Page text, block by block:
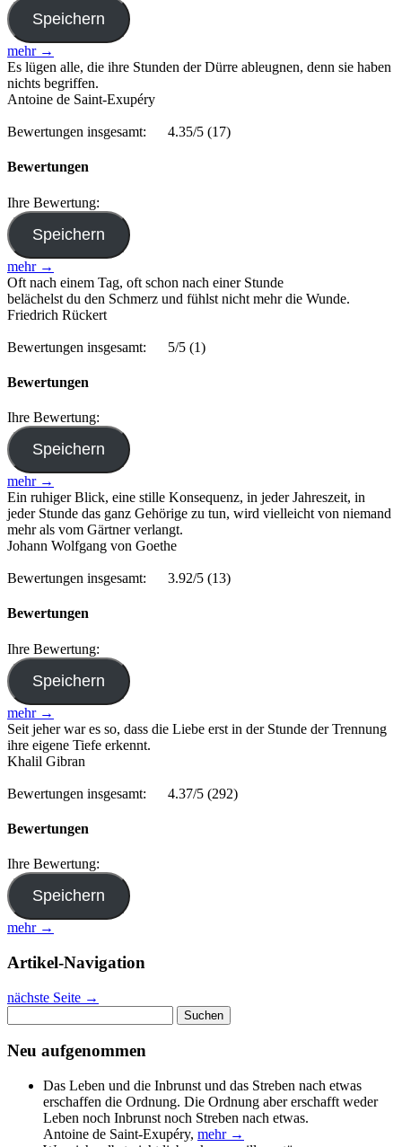
mehr →
Es lügen alle, die ihre Stunden der Dürre ableugnen, denn sie haben
nichts begriffen.
Antoine de Saint-Exupéry
Bewertungen insgesamt: 4.35/5 (17)
Bewertungen
Ihre Bewertung:
mehr →
Oft nach einem Tag, oft schon nach einer Stunde
belächelst du den Schmerz und fühlst nicht mehr die Wunde.
Friedrich Rückert
Bewertungen insgesamt: 5/5 (1)
Bewertungen
Ihre Bewertung:
mehr →
Ein ruhiger Blick, eine stille Konsequenz, in jeder Jahreszeit, in
jeder Stunde das ganz Gehörige zu tun, wird vielleicht von niemand
mehr als vom Gärtner verlangt.
Johann Wolfgang von Goethe
Bewertungen insgesamt: 3.92/5 (13)
Bewertungen
Ihre Bewertung:
mehr →
Seit jeher war es so, dass die Liebe erst in der Stunde der Trennung
ihre eigene Tiefe erkennt.
Khalil Gibran
Bewertungen insgesamt: 4.37/5 (292)
Bewertungen
Ihre Bewertung:
mehr →
Artikel-Navigation
nächste Seite →
nach:
Neu aufgenommen
Das Leben und die Inbrunst und das Streben nach etwas
erschaffen die Ordnung. Die Ordnung aber erschafft weder
Leben noch Inbrunst noch Streben nach etwas.
Antoine de Saint-Exupéry, mehr →